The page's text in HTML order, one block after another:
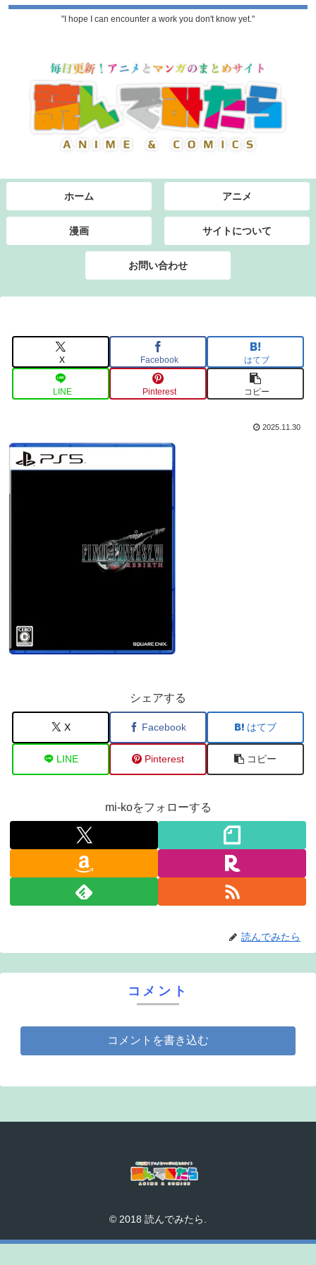
"I hope I can encounter a work you don't know yet."
ホーム アニメ
漫画 サイトについて
お問い合わせ
X Facebook はてブ
LINE Pinterest コピー
2025.11.30
シェアする
X Facebook はてブ
LINE Pinterest コピー
mi-koをフォローする
読んでみたら
コメント
コメントを書き込む
© 2018 読んでみたら.